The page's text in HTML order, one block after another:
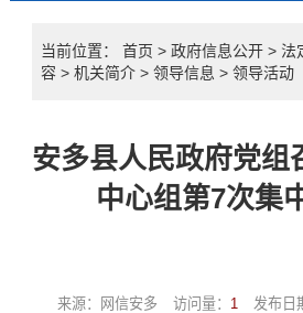
当前位置： 首页 > 政府信息公开> 法
容> 机关简介> 领导信息 > 领导活动
安多县人民政府党组
中心组第7次集
来源： 网信安多 访问量： 1 发布日